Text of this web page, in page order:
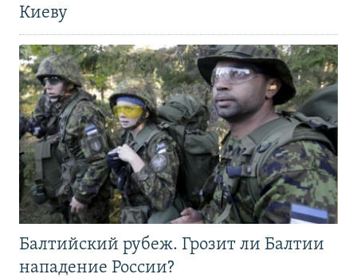
Киеву
Балтийский рубеж. Грозит ли Балтии
нападение России?